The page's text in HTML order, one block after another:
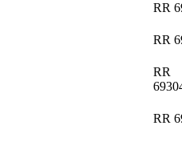
RR
RR
RR
RR